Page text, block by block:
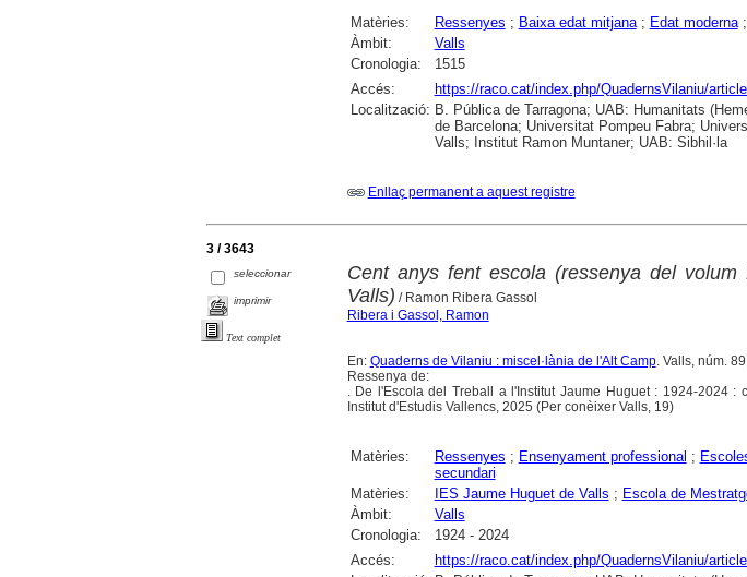
Matèries: Ressenyes ; Baixa edat mitjana; Edat moderna;
Àmbit:
Valls
Cronologia:
1515
Accés:
https://raco.cat/index.php/QuadernsVilaniu/
Localització: B. Pública de Tarragona; UAB: Humanitats
de Barcelona; Universitat Pompeu Fabra;
Valls; Institut Ramon Muntaner; UAB: Sibhil·la
Enllaç permanent a aquest registre
3 / 3643
seleccionar
imprimir
Text complet
Cent anys fent escola (ressenya del
Valls) / Ramon Ribera Gassol
Ribera i Gassol, Ramon
En: Quaderns de Vilaniu : miscel·lània de l'Alt Camp. Valls, núm.
Ressenya de:
. De l'Escola del Treball a l'Institut Jaume Huguet : 1924-2024 :
Institut d'Estudis Vallencs, 2025 (Per conèixer Valls, 19)
Matèries: Ressenyes ; Ensenyament professional ;
secundari
Matèries:
IES Jaume Huguet de Valls ; Escola de
Àmbit:
Valls
Cronologia:
1924 - 2024
Accés:
https://raco.cat/index.php/QuadernsVilaniu/